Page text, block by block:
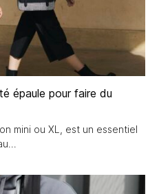
épaule pour faire du
mini ou XL, est un essentiel